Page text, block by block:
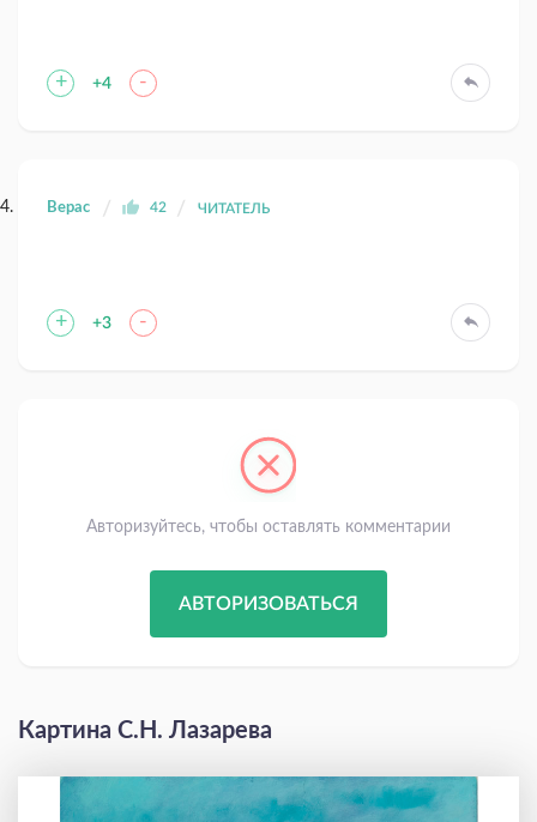
+ +4 -
Верас 42 ЧИТАТЕЛЬ
+ +3 -
Авторизуйтесь, чтобы оставлять комментарии
АВТОРИЗОВАТЬСЯ
Картина С.Н. Лазарева